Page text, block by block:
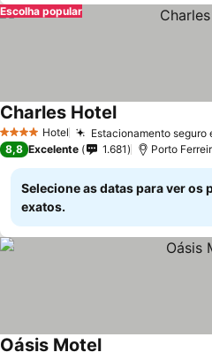
Escolha popular
4 EstrelasHotel Estacionamento seguro
Charles Hotel
8,8 Excelente 1.681 Porto
Selecione as datas para ver os
exatos.
Oásis Motel